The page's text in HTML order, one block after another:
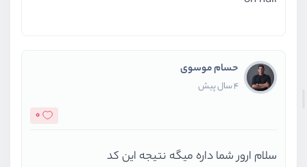
حسام موسوی
4 سال پیش
0
سلام ارور شما داره میگه نتیجه این کد